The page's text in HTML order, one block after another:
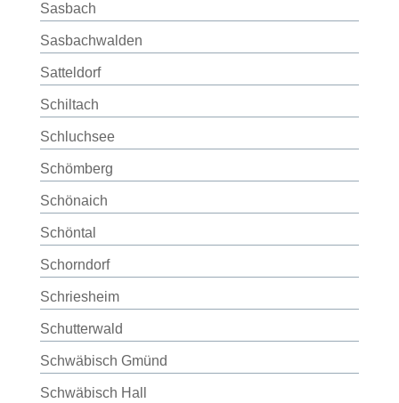
Sasbach
Sasbachwalden
Satteldorf
Schiltach
Schluchsee
Schömberg
Schönaich
Schöntal
Schorndorf
Schriesheim
Schutterwald
Schwäbisch Gmünd
Schwäbisch Hall